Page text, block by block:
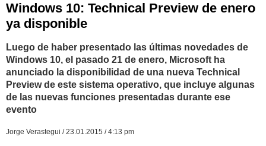
Windows 10: Technical Preview de enero
ya disponible
Luego de haber presentado las últimas novedades de
Windows 10, el pasado 21 de enero, Microsoft ha
anunciado la disponibilidad de una nueva Technical
Preview de este sistema operativo, que incluye algunas
de las nuevas funciones presentadas durante ese
evento
Jorge Verastegui / 23.01.2015 / 4:13 pm